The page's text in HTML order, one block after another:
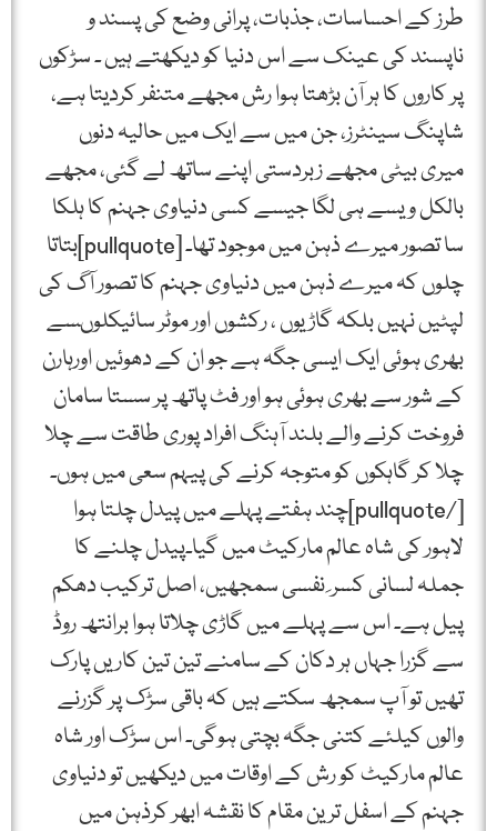
طرز کے احساسات، جذبات، پرانی وضع کی پسند و
ناپسند کی عینک سے اس دنیا کو دیکھتے ہیں ۔ سڑکوں
پر کاروں کا ہر آن بڑھتا ہوا رش مجھے متنفر کردیتا ہے،
شاپنگ سینٹرز، جن میں سے ایک میں حالیہ دنوں
میری بیٹی مجھے زبردستی اپنے ساتھ لے گئی، مجھے
بالکل ویسے ہی لگا جیسے کسی دنیاوی جہنم کا ہلکا
سا تصور میرے ذہن میں موجود تھا۔ [pullquote]بتاتا
چلوں کہ میرے ذہن میں دنیاوی جہنم کا تصور آگ کی
لپٹیں نہیں بلکہ گاڑیوں ، رکشوں اور موٹر سائیکلوںسے
بھری ہوئی ایک ایسی جگہ ہے جو ان کے دھوئیں اورہارن
کے شور سے بھری ہوئی ہو اور فٹ پاتھ پر سستا سامان
فروخت کرنے والے بلند آہنگ افراد پوری طاقت سے چلا
چلا کر گاہکوں کو متوجہ کرنے کی پیہم سعی میں ہوں۔
[/pullquote]چند ہفتے پہلے میں پیدل چلتا ہوا
لاہور کی شاہ عالم مارکیٹ میں گیا۔پیدل چلنے کا
جملہ لسانی کسر ِ نفسی سمجھیں، اصل ترکیب دھکم
پیل ہے۔ اس سے پہلے میں گاڑی چلاتا ہوا برانتھ روڈ
سے گزرا جہاں ہر دکان کے سامنے تین تین کاریں پارک
تھیں تو آپ سمجھ سکتے ہیں کہ باقی سڑک پر گزرنے
والوں کیلئے کتنی جگہ بچتی ہوگی۔ اس سڑک اور شاہ
عالم مارکیٹ کو رش کے اوقات میں دیکھیں تو دنیاوی
جہنم کے اسفل ترین مقام کا نقشہ ابھر کرذہن میں